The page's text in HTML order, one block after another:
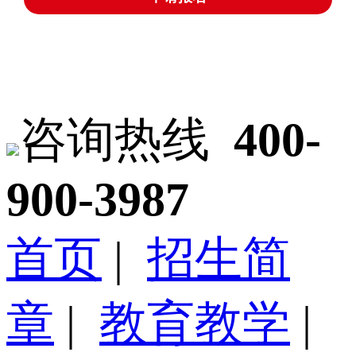
咨询热线 400-
900-3987
首页 | 招生简
章 | 教育教学 |